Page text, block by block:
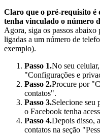
Claro que o pré-requisito é
tenha vinculado o número
Agora, siga os passos abaixo
ligadas a um número de
exemplo).
Passo 1.No seu
"Configurações e
Passo 2.Procure por
contatos".
Passo 3.Selecione seu
o Facebook tenha
Passo 4.Depois disso,
contatos na seção